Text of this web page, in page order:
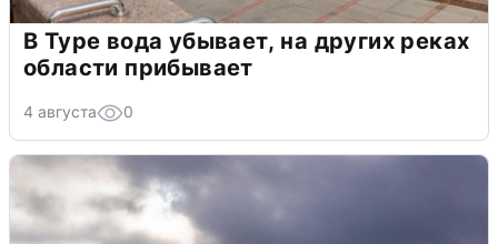
В Туре вода убывает, на других реках
области прибывает
4 августа 0